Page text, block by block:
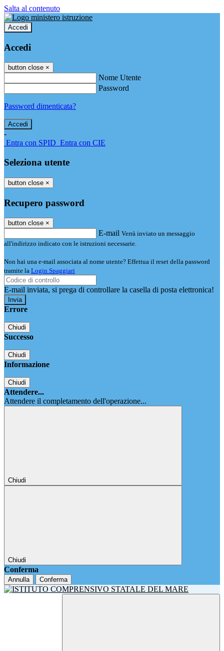
Salta al contenuto
Accedi
Accedi
button close ×
Nome Utente
Password
Password dimenticata?
-
Entra con SPID Entra con CIE
Seleziona utente
button close ×
Recupero password
button close ×
E-mail Verrà inviato un messaggio
all'indirizzo indicato con le istruzioni necessarie.
Non hai una e-mail associata al nome utente? Effettua il reset della password
tramite la Login Spaggiari
E-mail inviata, si prega di controllare la casella di posta elettronica!
Errore
Chiudi
Successo
Chiudi
Informazione
Chiudi
Attendere...
Attendere il completamento dell'operazione...
Chiudi
Chiudi
Conferma
Annulla Conferma